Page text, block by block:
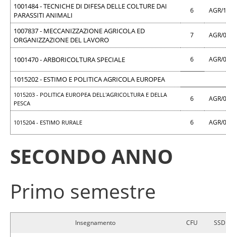
1001484 - TECNICHE DI DIFESA DELLE COLTURE DAI
PARASSITI ANIMALI
6 AGR/
1007837 - MECCANIZZAZIONE AGRICOLA ED
ORGANIZZAZIONE DEL LAVORO
7 AGR/
1001470 - ARBORICOLTURA SPECIALE 6 AGR/
1015202 - ESTIMO E POLITICA AGRICOLA EUROPEA
1015203 - POLITICA EUROPEA DELL'AGRICOLTURA E DELLA
PESCA
6 AGR/
1015204 - ESTIMO RURALE 6 AGR/
SECONDO ANNO
Primo semestre
Insegnamento CFU SSD